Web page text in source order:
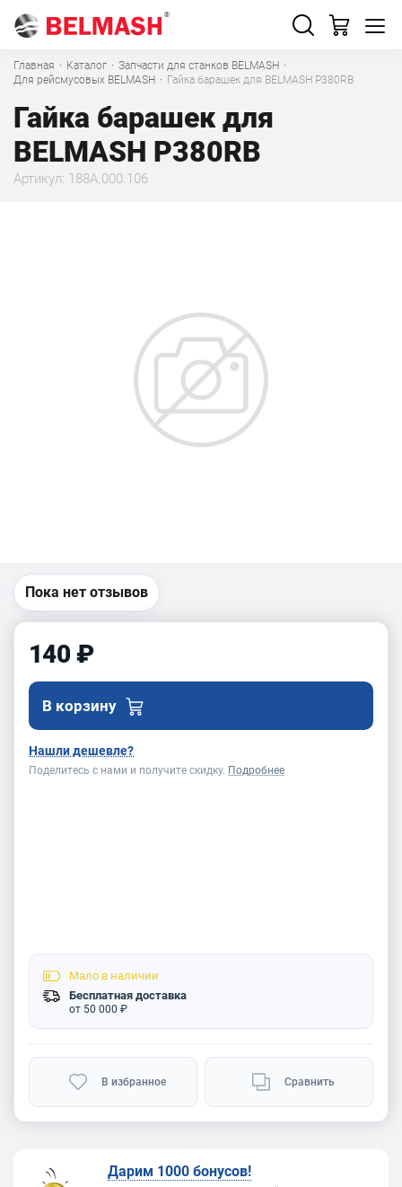
Главная · Каталог · Запчасти для станков BELMASH ·
Для рейсмусовых BELMASH · Гайка барашек для BELMASH P380RB
Гайка барашек для
BELMASH P380RB
Артикул: 188A.000.106
Пока нет отзывов
140 ₽
В корзину
Нашли дешевле?
Поделитесь с нами и получите скидку. Подробнее
Мало в наличии
Бесплатная доставка
от 50 000 ₽
В избранное Сравнить
Дарим 1000 бонусов!